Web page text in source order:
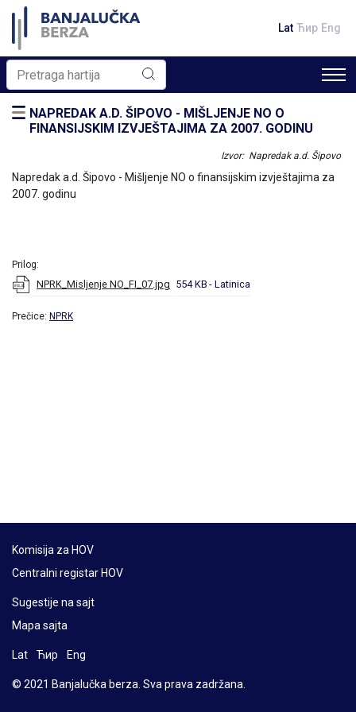
Lat Ћир Eng
NAPREDAK A.D. ŠIPOVO - MIŠLJENJE NO O
FINANSIJSKIM IZVJEŠTAJIMA ZA 2007. GODINU
Izvor: Napredak a.d. Šipovo
Napredak a.d. Šipovo - Mišljenje NO o finansijskim izvještajima za
2007. godinu
Prilog:
NPRK_Misljenje NO_FI_07.jpg 554 KB - Latinica
Prečice: NPRK
Komisija za HOV
Centralni registar HOV
Sugestije na sajt
Mapa sajta
Lat Ћир Eng
© 2021 Banjalučka berza. Sva prava zadržana.